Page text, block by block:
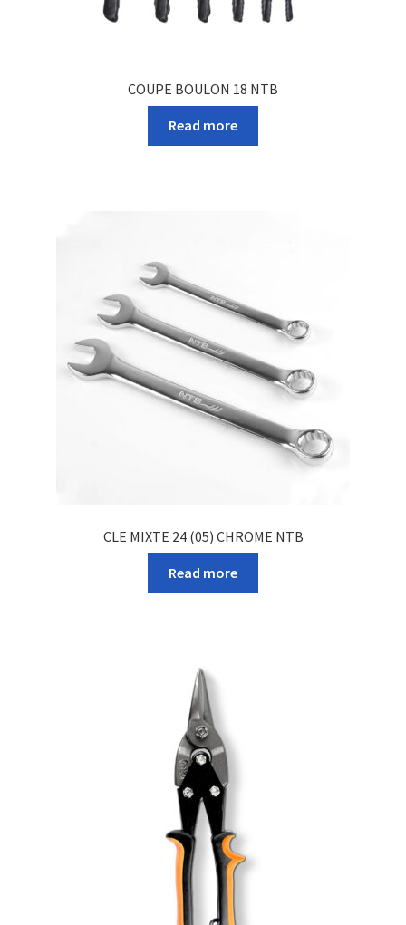
COUPE BOULON 18 NTB
Read more
CLE MIXTE 24 (05) CHROME NTB
Read more